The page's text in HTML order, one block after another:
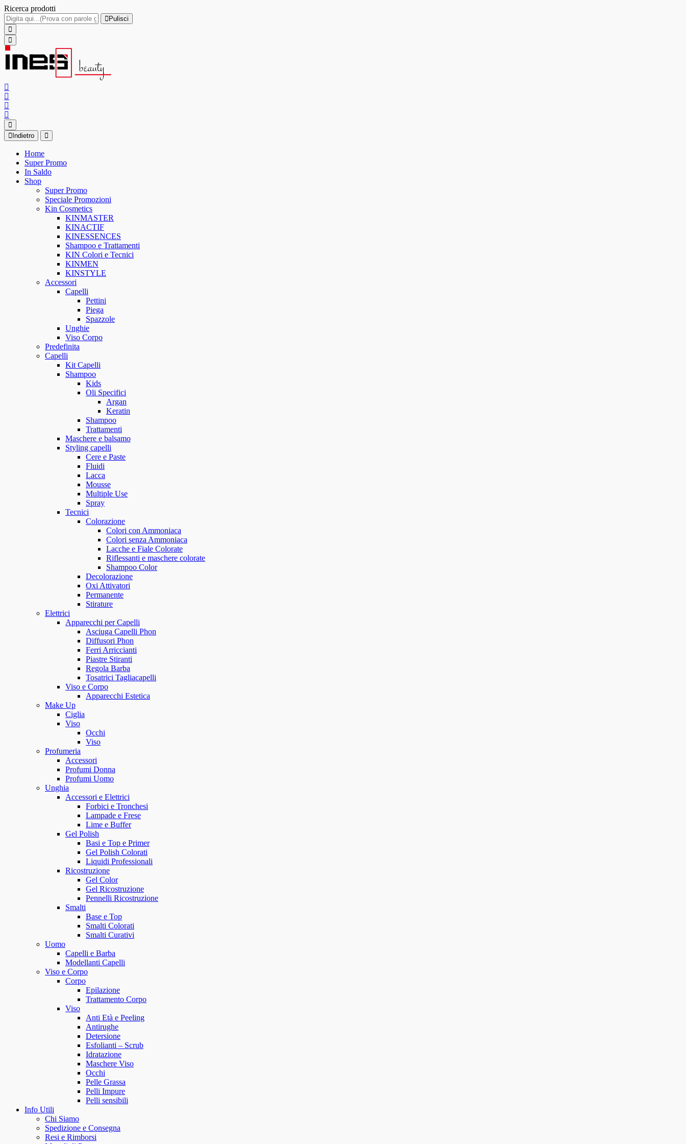
Ricerca prodotti
Pulisci
Indietro
Home
Super Promo
In Saldo
Shop
Super Promo
Speciale Promozioni
Kin Cosmetics
KINMASTER
KINACTIF
KINESSENCES
Shampoo e Trattamenti
KIN Colori e Tecnici
KINMEN
KINSTYLE
Accessori
Capelli
Pettini
Piega
Spazzole
Unghie
Viso Corpo
Predefinita
Capelli
Kit Capelli
Shampoo
Kids
Oli Specifici
Argan
Keratin
Shampoo
Trattamenti
Maschere e balsamo
Styling capelli
Cere e Paste
Fluidi
Lacca
Mousse
Multiple Use
Spray
Tecnici
Colorazione
Colori con Ammoniaca
Colori senza Ammoniaca
Lacche e Fiale Colorate
Riflessanti e maschere colorate
Shampoo Color
Decolorazione
Oxi Attivatori
Permanente
Stirature
Elettrici
Apparecchi per Capelli
Asciuga Capelli Phon
Diffusori Phon
Ferri Arriccianti
Piastre Stiranti
Regola Barba
Tosatrici Tagliacapelli
Viso e Corpo
Apparecchi Estetica
Make Up
Ciglia
Viso
Occhi
Viso
Profumeria
Accessori
Profumi Donna
Profumi Uomo
Unghia
Accessori e Elettrici
Forbici e Tronchesi
Lampade e Frese
Lime e Buffer
Gel Polish
Basi e Top e Primer
Gel Polish Colorati
Liquidi Professionali
Ricostruzione
Gel Color
Gel Ricostruzione
Pennelli Ricostruzione
Smalti
Base e Top
Smalti Colorati
Smalti Curativi
Uomo
Capelli e Barba
Modellanti Capelli
Viso e Corpo
Corpo
Epilazione
Trattamento Corpo
Viso
Anti Età e Peeling
Antirughe
Detersione
Esfolianti – Scrub
Idratazione
Maschere Viso
Occhi
Pelle Grassa
Pelli Impure
Pelli sensibili
Info Utili
Chi Siamo
Spedizione e Consegna
Resi e Rimborsi